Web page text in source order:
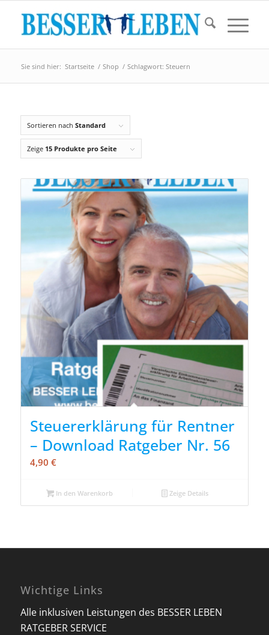
Sie sind hier: Startseite / Shop / Schlagwort: Steuern
Sortieren nach Standard
Zeige 15 Produkte pro Seite
Steuererklärung für Rentner
– Download Ratgeber Nr. 56
4,90 €
In den Warenkorb Zeige Details
Wichtige Links
Alle inklusiven Leistungen des BESSER LEBEN
RATGEBER SERVICE